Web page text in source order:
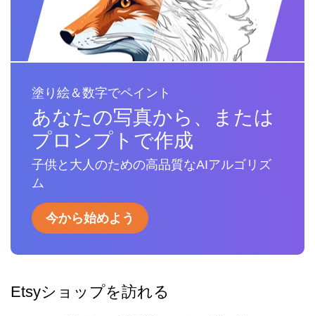
塗り絵＆数字でペイント
あなたの写真から、または
プロンプトで作成
子供と大人のための高品質なAIアルゴリズ
ム
今から始めよう
Etsyショップを訪れる